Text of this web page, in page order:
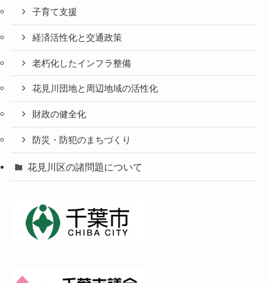
子育て支援
経済活性化と交通政策
老朽化したインフラ整備
花見川団地と周辺地域の活性化
財政の健全化
防災・防犯のまちづくり
花見川区の諸問題について